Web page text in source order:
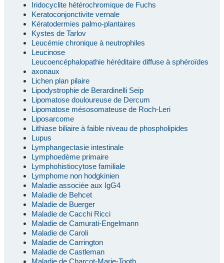
Iridocyclite hétérochromique de Fuchs
Keratoconjonctivite vernale
Kératodermies palmo-plantaires
Kystes de Tarlov
Leucémie chronique à neutrophiles
Leucinose
Leucoencéphalopathie héréditaire diffuse à sphéroïdes
axonaux
Lichen plan pilaire
Lipodystrophie de Berardinelli Seip
Lipomatose douloureuse de Dercum
Lipomatose mésosomateuse de Roch-Leri
Liposarcome
Lithiase biliaire à faible niveau de phospholipides
Lupus
Lymphangectasie intestinale
Lymphoedème primaire
Lymphohistiocytose familiale
Lymphome non hodgkinien
Maladie associée aux IgG4
Maladie de Behcet
Maladie de Buerger
Maladie de Cacchi Ricci
Maladie de Camurati-Engelmann
Maladie de Caroli
Maladie de Carrington
Maladie de Castleman
Maladie de Charcot-Marie-Tooth